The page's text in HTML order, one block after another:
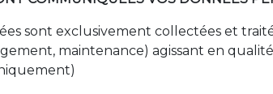
sont exclusivement collectées et
maintenance) agissant en